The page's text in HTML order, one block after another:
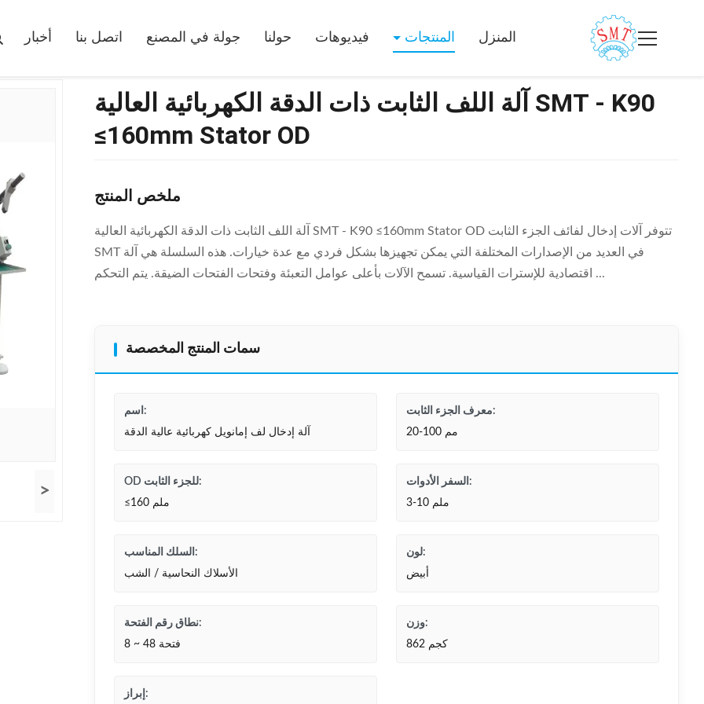
المنزل المنتجات فيديوهات حولنا جولة في المصنع اتصل بنا أخبار
>
آلة اللف الثابت ذات الدقة الكهربائية العالية SMT - K90
≤160mm Stator OD
ملخص المنتج
آلة اللف الثابت ذات الدقة الكهربائية العالية SMT - K90 ≤160mm Stator OD تتوفر آلات إدخال لفائف الجزء الثابت
SMT في العديد من الإصدارات المختلفة التي يمكن تجهيزها بشكل فردي مع عدة خيارات. هذه السلسلة هي آلة
اقتصادية للإسترات القياسية. تسمح الآلات بأعلى عوامل التعبئة وفتحات الفتحات الضيقة. يتم التحكم ...
سمات المنتج المخصصة
اسم:
آلة إدخال لف إمانويل كهربائية عالية الدقة
معرف الجزء الثابت:
20-100 مم
OD للجزء الثابت:
≤160 ملم
السفر الأدوات:
3-10 ملم
السلك المناسب:
الأسلاك النحاسية / الشب
لون:
أبيض
نطاق رقم الفتحة:
8 ~ 48 فتحة
وزن:
862 كجم
إبراز: